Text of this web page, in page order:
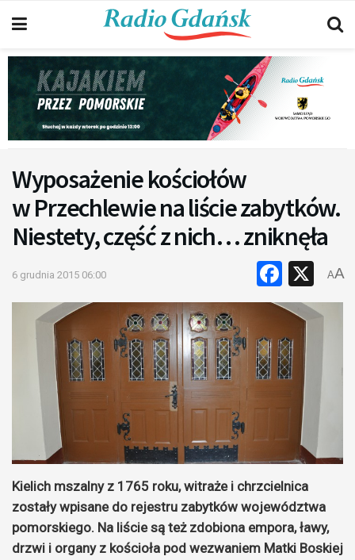
Wyposażenie kościołów
w Przechlewie na liście zabytków.
Niestety, część z nich… zniknęła
6 grudnia 2015 06:00 X
AA
Kielich mszalny z 1765 roku, witraże i chrzcielnica
zostały wpisane do rejestru zabytków województwa
pomorskiego. Na liście są też zdobiona empora, ławy,
drzwi i organy z kościoła pod wezwaniem Matki Boskiej